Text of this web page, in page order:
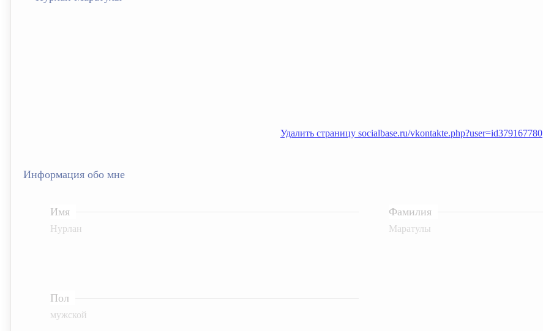
Удалить страницу socialbase.ru/vkontakte.php?user=id379167780
Информация обо мне
Имя
Нурлан
Фамилия
Маратулы
Пол
мужской